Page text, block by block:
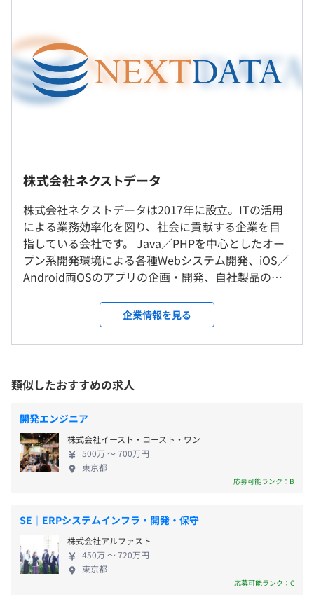
・研修の実施、資格手当・報奨金制度
相談の上、ご希望のマシンを支給いたします。
【開発環境】
JavaScript、JSP、ASP.netなど
1案件3〜4名で対応し、期間は1年以上と長期案件が多く
転勤は当面予定していません。
・固定残業代：20時間分、約40,000円（超過分は別途
支給）
9：00～18：00（所定労働時間：8時間、休憩時間：60
分）
※配属先により異なります
休憩時間：12:00〜13:00（60分）
平均残業時間：平均5-10時間／月
《年間休日120日》
・年間有給休暇（10日／下限日数は、入社半年経過後の
付与日数となります）
・年末年始休暇
・夏季休暇
・特別休暇
・慶弔休暇
・産前産後休暇
・介護休暇
※担当業務によりシフトあり
株式会社ネクストデータ
株式会社ネクストデータは2017年に設立。ITの活用
による業務効率化を図り、社会に貢献する企業を目
指している会社です。 Java／PHPを中心としたオー
プン系開発環境による各種Webシステム開発、iOS／
Android両OSのアプリの企画・開発、自社製品の開
に対応しています。現在エンジニアは25名所属して
おり、外国人技術者が90％を占めているグローバル
な社風です。 社員は日本の一般企業から中途で転職
もご活躍いただけます。 自社サービスでは、販売管
理システムやクラウド型バックオフィス管理システ
ムなど、自社サービスの開発～導入もおこなってい
ます。 現在は受託案件がメインです。今後はユーザ
ーの声も聞きながら、新たに機能を追加するなど、
より使いやすい仕組みをつくっていき、徐々に自社
製品の事業を拡大させていく予定です。 残業は月平
っており、ワークライフバランスが整っています。
元エンジニアの代表の意向により、働きやすい環境
を整えております。 働きやすい職場で、お客様の立
場に立ったサービスを開発していきたいエンジニア
をお待ちしております。
企業情報を見る
類似したおすすめの求人
開発エンジニア
株式会社イースト・コースト・ワン
500万 〜 700万円
東京都
応募可能ランク：B
SE｜ERPシステムインフラ・開発・保守
株式会社アルファスト
450万 〜 720万円
東京都
応募可能ランク：C